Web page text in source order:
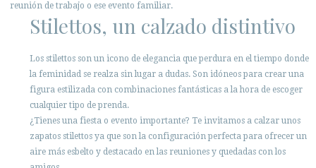
reunión de trabajo o ese evento familiar.
Stilettos, un calzado distintivo
Los stilettos son un icono de elegancia que perdura en el tiempo donde
la feminidad se realza sin lugar a dudas. Son idóneos para crear una
figura estilizada con combinaciones fantásticas a la hora de escoger
cualquier tipo de prenda.
¿Tienes una fiesta o evento importante? Te invitamos a calzar unos
zapatos stilettos ya que son la configuración perfecta para ofrecer un
aire más esbelto y destacado en las reuniones y quedadas con los